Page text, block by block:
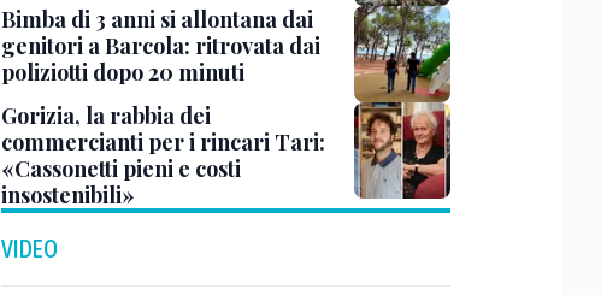
Bimba di 3 anni si allontana dai
genitori a Barcola: ritrovata dai
poliziotti dopo 20 minuti
Gorizia, la rabbia dei
commercianti per i rincari Tari:
«Cassonetti pieni e costi
insostenibili»
VIDEO